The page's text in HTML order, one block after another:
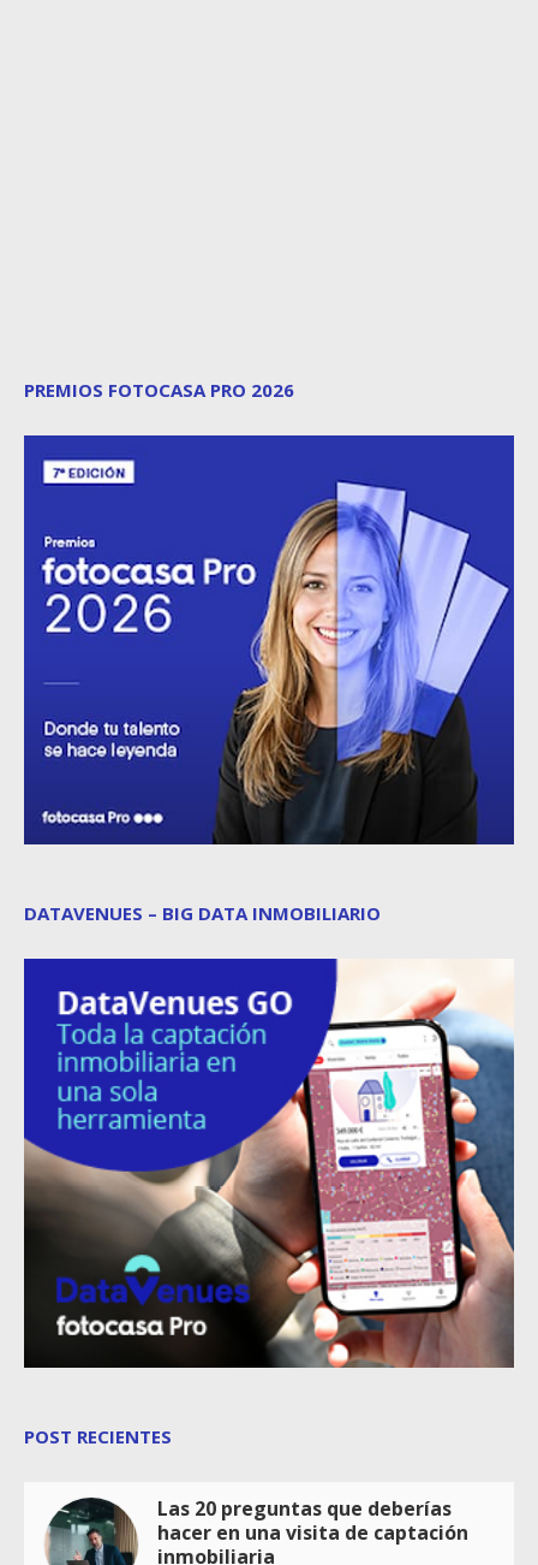
PREMIOS FOTOCASA PRO 2026
DATAVENUES – BIG DATA INMOBILIARIO
POST RECIENTES
Las 20 preguntas que deberías
hacer en una visita de captación
inmobiliaria